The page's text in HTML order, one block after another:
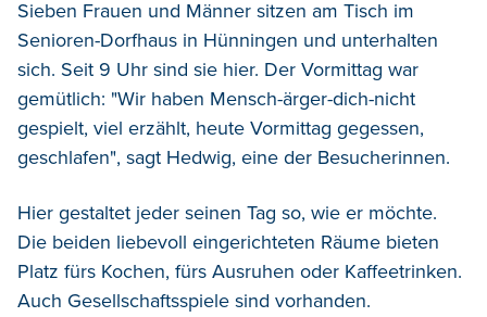
Sieben Frauen und Männer sitzen am Tisch im
Senioren-Dorfhaus in Hünningen und unterhalten
sich. Seit 9 Uhr sind sie hier. Der Vormittag war
gemütlich: "Wir haben Mensch-ärger-dich-nicht
gespielt, viel erzählt, heute Vormittag gegessen,
geschlafen", sagt Hedwig, eine der Besucherinnen.
Hier gestaltet jeder seinen Tag so, wie er möchte.
Die beiden liebevoll eingerichteten Räume bieten
Platz fürs Kochen, fürs Ausruhen oder Kaffeetrinken.
Auch Gesellschaftsspiele sind vorhanden.